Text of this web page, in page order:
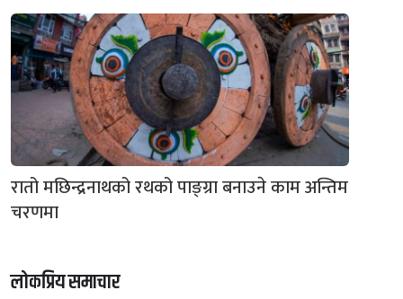
रातो मछिन्द्रनाथको रथको पाङ्ग्रा बनाउने काम अन्तिम
चरणमा
लोकप्रिय समाचार